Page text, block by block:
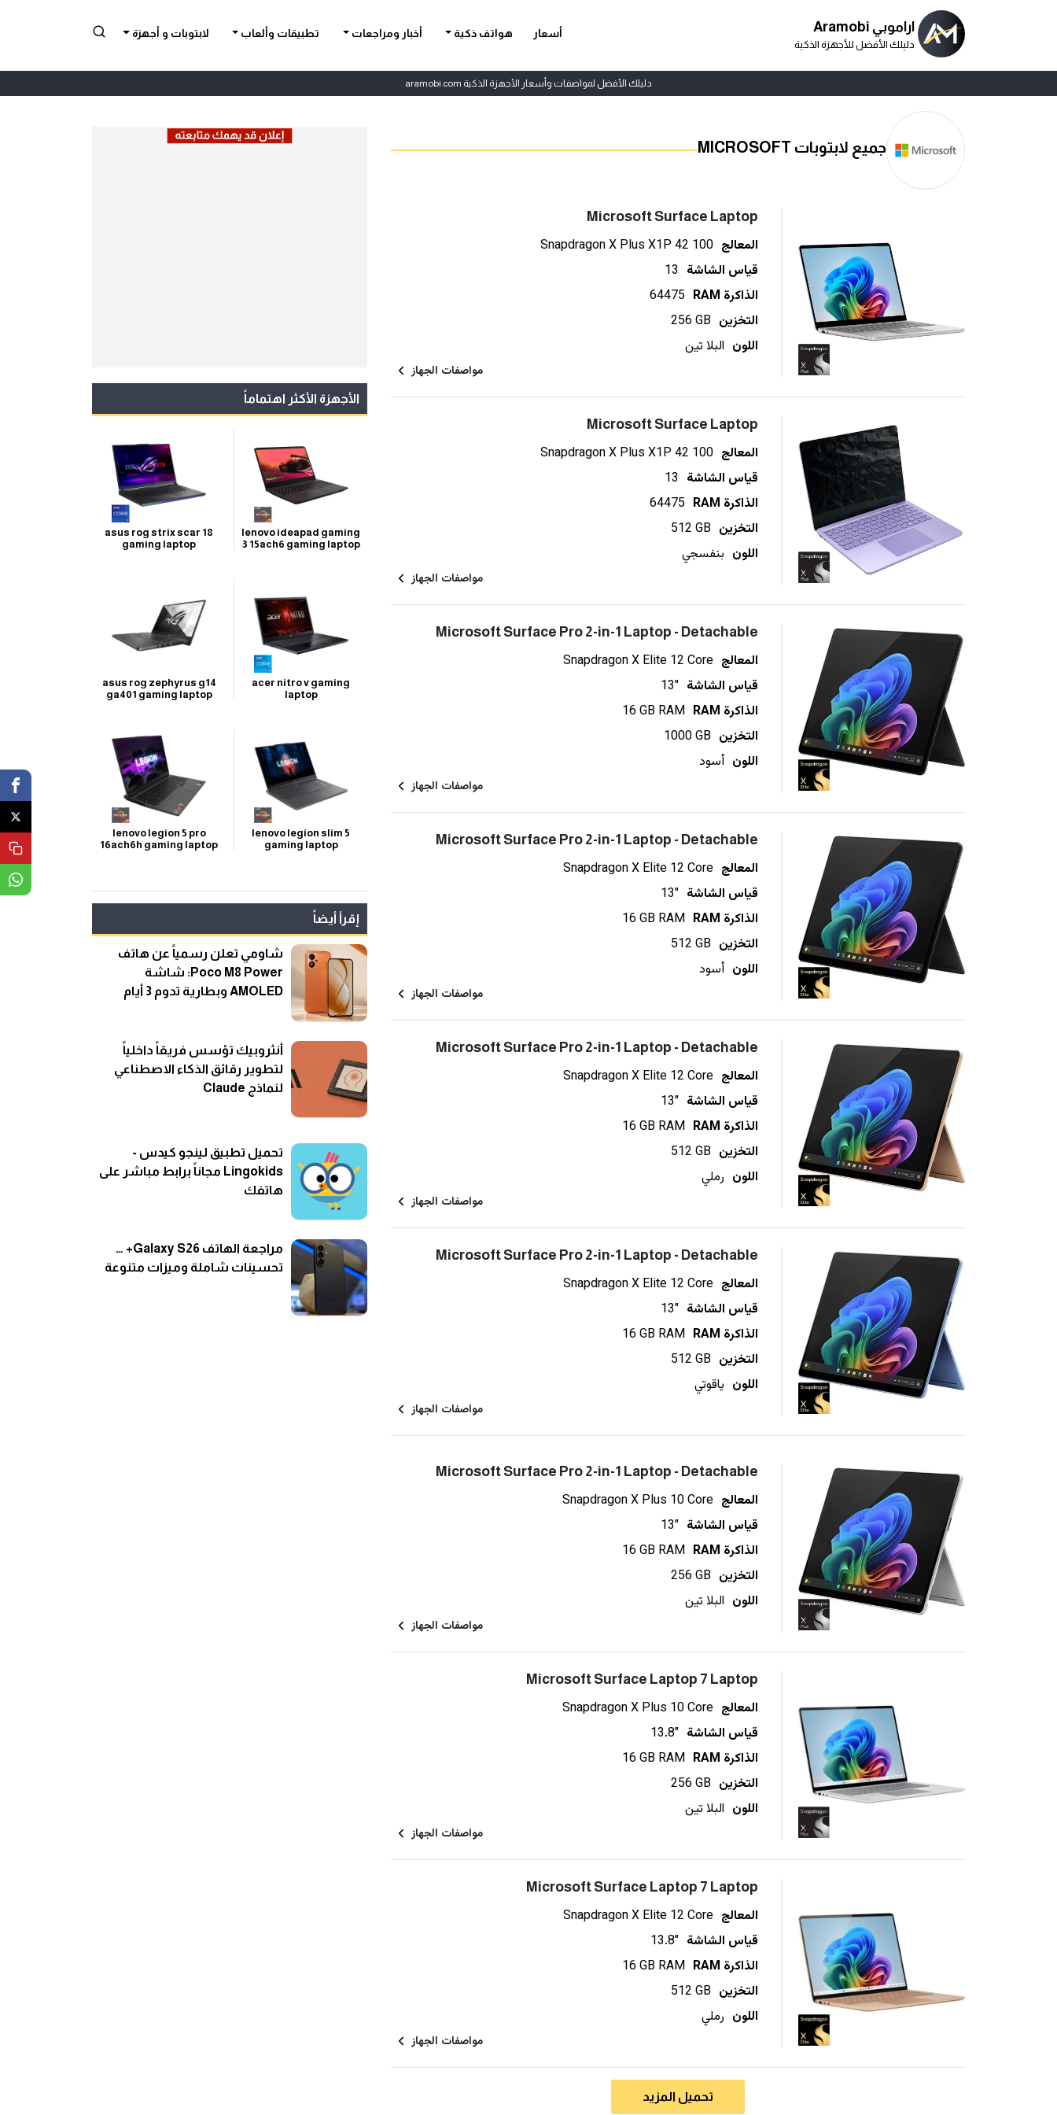
اراموبي Aramobi
دليلك الأفضل للأجهزة الذكية
أسعار هواتف ذكية أخبار ومراجعات تطبيقات وألعاب لابتوبات و أجهزة
دليلك الأفضل لمواصفات وأسعار الأجهزة الذكية aramobi.com
جميع لابتوبات MICROSOFT
Microsoft Surface Laptop
المعالج Snapdragon X Plus X1P 42 100
قياس الشاشة 13
الذاكرة RAM
64475
التخزين 256 GB
اللون البلا تين
مواصفات الجهاز
Microsoft Surface Laptop
المعالج Snapdragon X Plus X1P 42 100
قياس الشاشة 13
الذاكرة RAM
64475
التخزين 512 GB
اللون
مواصفات الجهاز
Microsoft Surface Pro 2-in-1 Laptop - Detachable
المعالج Snapdragon X Elite 12 Core
قياس الشاشة 13"
الذاكرة RAM
16 GB RAM
التخزين 1000 GB
اللون ‎أسود‎
مواصفات الجهاز
Microsoft Surface Pro 2-in-1 Laptop - Detachable
المعالج Snapdragon X Elite 12 Core
قياس الشاشة 13"
الذاكرة RAM
16 GB RAM
التخزين 512 GB
اللون ‎أسود‎
مواصفات الجهاز
Microsoft Surface Pro 2-in-1 Laptop - Detachable
المعالج Snapdragon X Elite 12 Core
قياس الشاشة 13"
الذاكرة RAM
16 GB RAM
التخزين 512 GB
اللون رملي
مواصفات الجهاز
Microsoft Surface Pro 2-in-1 Laptop - Detachable
المعالج Snapdragon X Elite 12 Core
قياس الشاشة 13"
الذاكرة RAM
16 GB RAM
التخزين 512 GB
اللون ياقوتي
مواصفات الجهاز
Microsoft Surface Pro 2-in-1 Laptop - Detachable
المعالج Snapdragon X Plus 10 Core
قياس الشاشة 13"
الذاكرة RAM
16 GB RAM
التخزين 256 GB
اللون البلا تين
مواصفات الجهاز
Microsoft Surface Laptop 7 Laptop
المعالج Snapdragon X Plus 10 Core
قياس الشاشة 13.8"
الذاكرة RAM
16 GB RAM
التخزين 256 GB
اللون البلا تين
مواصفات الجهاز
Microsoft Surface Laptop 7 Laptop
المعالج Snapdragon X Elite 12 Core
قياس الشاشة 13.8"
الذاكرة RAM
16 GB RAM
التخزين 512 GB
اللون رملي
مواصفات الجهاز
تحميل المزيد
الأجهزة الأكثر اهتماماً
lenovo ideapad gaming
3 15ach6 gaming laptop
asus rog strix scar 18
gaming laptop
acer nitro v gaming
laptop
asus rog zephyrus g14
ga401 gaming laptop
lenovo legion slim 5
gaming laptop
lenovo legion 5 pro
16ach6h gaming laptop
إقرأ أيضاً
شاومي تعلن رسمياً عن هاتف
Poco M8 Power: شاشة
AMOLED وبطارية تدوم 3 أيام
أنثروبيك تؤسس فريقاً داخلياً
لتطوير رقائق الذكاء الاصطناعي
لنماذج Claude
تحميل تطبيق لينجو كيدس -
Lingokids مجاناً برابط مباشر على
هاتفك
مراجعة الهاتف Galaxy S26+ …
تحسينات شاملة وميزات متنوعة